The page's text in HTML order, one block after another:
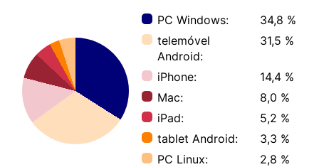
PC Windows:
34,8 %
telemóvel
Android:
31,5 %
iPhone:
14,4 %
Mac:
8,0 %
iPad:
5,2 %
tablet Android:
3,3 %
PC Linux:
2,8 %